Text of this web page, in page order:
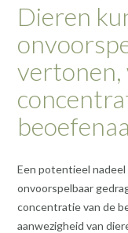
Dieren
vertonen,
Een potentieel nadeel
onvoorspelbaar
concentratie van de
aanwezigheid van